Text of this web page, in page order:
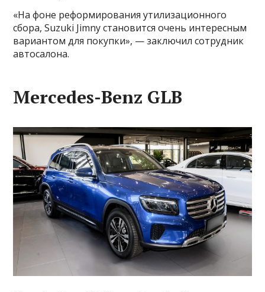
«На фоне реформирования утилизационного
сбора, Suzuki Jimny становится очень интересным
вариантом для покупки», — заключил сотрудник
автосалона.
Mercedes-Benz GLB